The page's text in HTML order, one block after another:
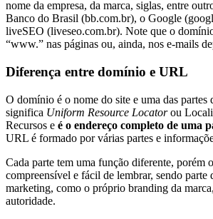
nome da empresa, da marca, siglas, entre
Banco do Brasil (bb.com.br), o Google
liveSEO (liveseo.com.br). Note que o
“www.” nas páginas ou, ainda, nos e-mails
Diferença entre domínio e URL
O domínio é o nome do site e uma das
significa Uniform Resource Locatorou
Recursos e é o endereço completo de uma
URL é formado por várias partes e
Cada parte tem uma função diferente, porém
compreensível e fácil de lembrar, sendo parte
marketing, como o próprio branding da
autoridade.